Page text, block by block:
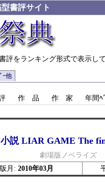
書評サイト
評をランキング形式で表示し
ｰ他
作 品 作 家 年間ﾍ
小説 LIAR GAME The
劇場版ノベライズ
月: 2010年03月